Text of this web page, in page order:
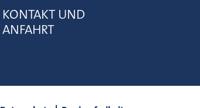
KONTAKT UND
ANFAHRT